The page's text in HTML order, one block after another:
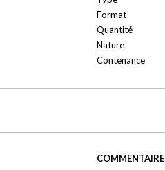
Format
Quantité
Nature
Contenance
COMMENTAIRE